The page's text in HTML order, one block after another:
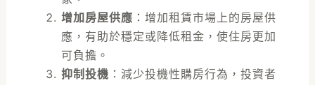
增加房屋供應 ：增加租賃市場上的房屋供
應，有助於穩定或降低租金，使住房更加
可負擔。
抑制投機 ：減少投機性購房行為，投資者